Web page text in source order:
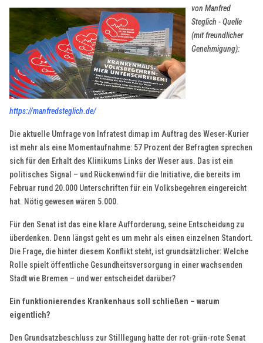
von Manfred
Steglich - Quelle
(mit freundlicher
Genehmigung):
https://manfredsteglich.de/
Die aktuelle Umfrage von Infratest dimap im Auftrag des Weser-Kurier
ist mehr als eine Momentaufnahme: 57 Prozent der Befragten sprechen
sich für den Erhalt des Klinikums Links der Weser aus. Das ist ein
politisches Signal – und Rückenwind für die Initiative, die bereits im
Februar rund 20.000 Unterschriften für ein Volksbegehren eingereicht
hat. Nötig gewesen wären 5.000.
Für den Senat ist das eine klare Aufforderung, seine Entscheidung zu
überdenken. Denn längst geht es um mehr als einen einzelnen Standort.
Die Frage, die hinter diesem Konflikt steht, ist grundsätzlicher: Welche
Rolle spielt öffentliche Gesundheitsversorgung in einer wachsenden
Stadt wie Bremen – und wer entscheidet darüber?
Ein funktionierendes Krankenhaus soll schließen – warum
eigentlich?
Den Grundsatzbeschluss zur Stilllegung hatte der rot-grün-rote Senat